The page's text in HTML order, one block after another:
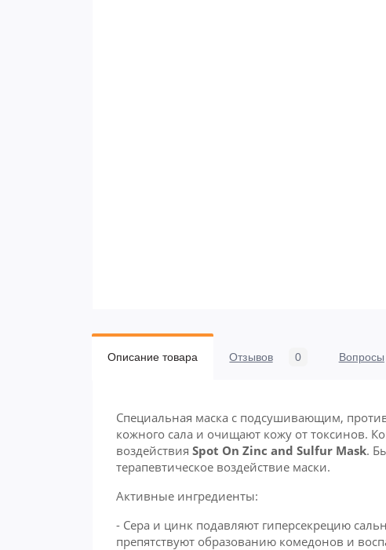
Описание товара Отзывов 0 Вопросы
Специальная маска с подсушивающим,
кожного сала и очищают кожу от токсинов.
воздействия Spot On Zinc and Sulfur Mask.
терапевтическое воздействие маски.
Активные ингредиенты:
- Сера и цинк подавляют гиперсекрецию
препятствуют образованию комедонов и